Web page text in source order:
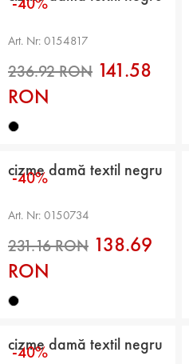
Art. Nr: 0154817
141.58
RON
-40%
cizme damă textil negru
Art. Nr: 0150734
138.69
RON
-40%
cizme damă textil negru